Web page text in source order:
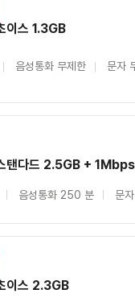
이스 1.3GB
음성통화 무제한 문자
탠다드 2.5GB + 1Mbps
음성통화 250 분 문
이스 2.3GB